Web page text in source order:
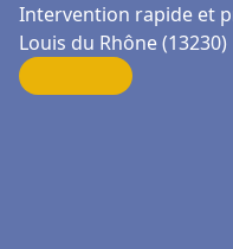
Intervention rapide et
Louis du Rhône (13230)